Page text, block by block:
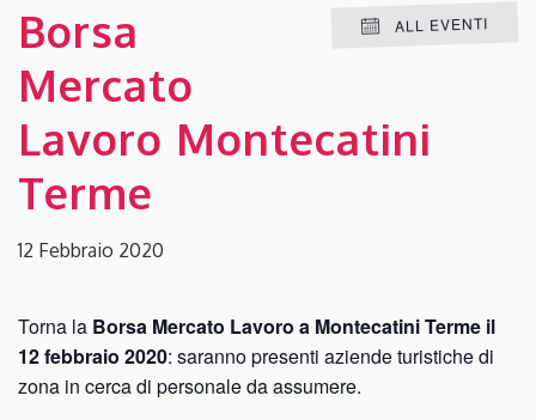
ALL EVENTI
Borsa
Mercato
Lavoro Montecatini
Terme
12 Febbraio 2020
Torna la Borsa Mercato Lavoro a Montecatini Terme il
12 febbraio 2020: saranno presenti aziende turistiche di
zona in cerca di personale da assumere.